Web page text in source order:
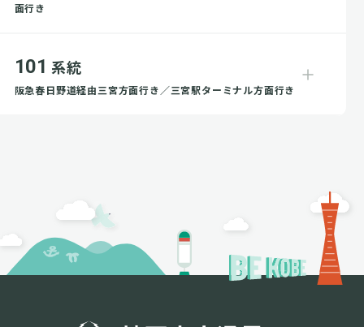
面行き
101 系統
阪急春日野道経由三宮方面行き／三宮駅ターミナル方面行き